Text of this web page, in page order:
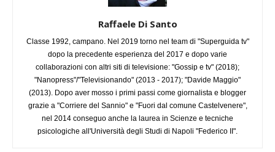
Raffaele Di Santo
Classe 1992, campano. Nel 2019 torno nel team di "Superguida tv"
dopo la precedente esperienza del 2017 e dopo varie
collaborazioni con altri siti di televisione: "Gossip e tv" (2018);
"Nanopress"/"Televisionando" (2013 - 2017); "Davide Maggio"
(2013). Dopo aver mosso i primi passi come giornalista e blogger
grazie a "Corriere del Sannio" e "Fuori dal comune Castelvenere",
nel 2014 conseguo anche la laurea in Scienze e tecniche
psicologiche all'Università degli Studi di Napoli "Federico II".